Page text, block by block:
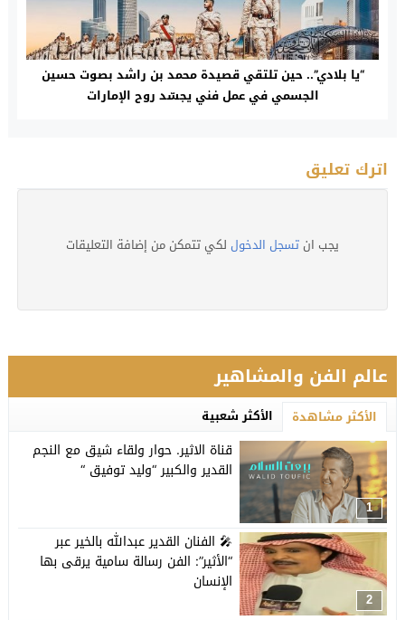
“يا بلادي”.. حين تلتقي قصيدة محمد بن راشد بصوت حسين
الجسمي في عمل فني يجسّد روح الإمارات
اترك تعليق
يجب ان تسجل الدخول لكي تتمكن من إضافة التعليقات
عالم الفن والمشاهير
الأكثر مشاهدة الأكثر شعبية
1
قناة الاثير. حوار ولقاء شيق مع النجم
القدير والكبير “وليد توفيق “
2
🎤 الفنان القدير عبدالله بالخير عبر
“الأثير”: الفن رسالة سامية يرقى بها
الإنسان